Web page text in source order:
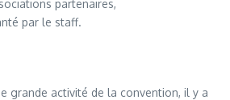
partenaires,
par le staff.
grande activité de la convention, il y a